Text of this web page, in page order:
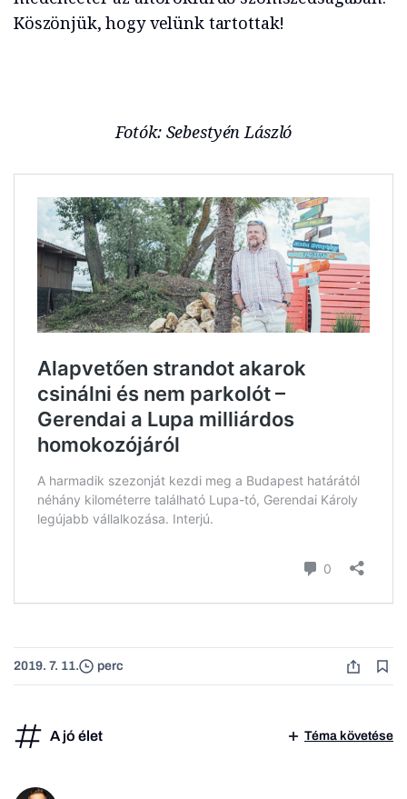
Köszönjük, hogy velünk tartottak!
Fotók: Sebestyén László
2019. 7. 11. perc
A jó élet Téma követése